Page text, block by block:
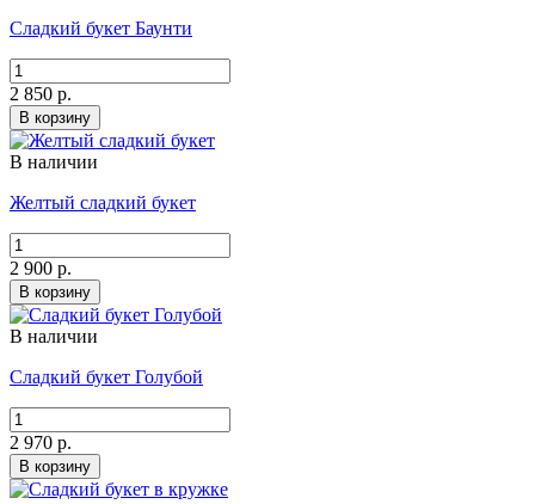
Сладкий букет Баунти
2 850 р.
В корзину
В наличии
Желтый сладкий букет
2 900 р.
В корзину
В наличии
Сладкий букет Голубой
2 970 р.
В корзину